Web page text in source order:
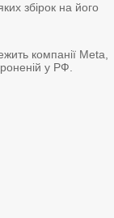
збірок на його
компанії Meta,
у РФ.